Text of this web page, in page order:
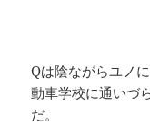
Qは陰ながらユノ
動車学校に通いづ
だ。